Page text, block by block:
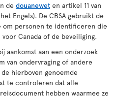
de douanewet en artikel 11 van
Engels). De CBSA gebruikt de
om personen te identificeren die
Canada of de beveiliging.
aankomst aan een onderzoek
van ondervraging of andere
hierboven genoemde
te controleren dat alle
hebben waarmee ze